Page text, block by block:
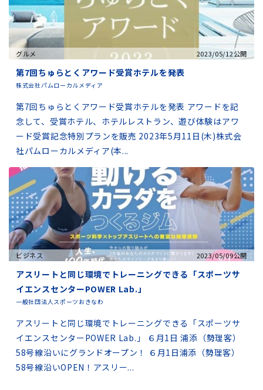
グルメ 2023/05/12公開
第7回ちゅらとくアワード受賞ホテルを発表
株式会社パムローカルメディア
第7回ちゅらとくアワード受賞ホテルを発表 アワードを記
念して、受賞ホテル、ホテルレストラン、遊び体験はアワ
ード受賞記念特別プランを販売 2023年5月11日(木)株式会
社パムローカルメディア(本...
ビジネス 2023/05/09公開
アスリートと同じ環境でトレーニングできる「スポーツサ
イエンスセンターPOWER Lab.」
一般社団法人スポーツおきなわ
アスリートと同じ環境でトレーニングできる「スポーツサ
イエンスセンターPOWER Lab.」 ６月1日 浦添（勢理客）
58号線沿いにグランドオープン！ ６月1日浦添（勢理客）
58号線沿いOPEN！アスリー...